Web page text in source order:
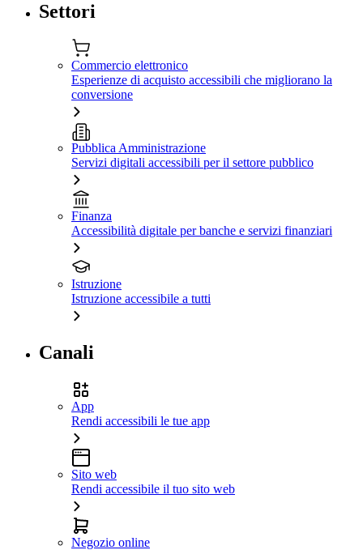
Settori
Commercio elettronico
Esperienze di acquisto accessibili che migliorano la
conversione
Pubblica Amministrazione
Servizi digitali accessibili per il settore pubblico
Finanza
Accessibilità digitale per banche e servizi finanziari
Istruzione
Istruzione accessibile a tutti
Canali
App
Rendi accessibili le tue app
Sito web
Rendi accessibile il tuo sito web
Negozio online